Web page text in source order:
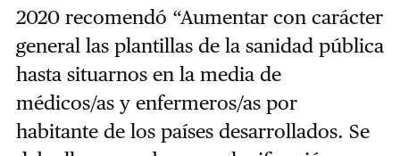
2020 recomendó “Aumentar con carácter
general las plantillas de la sanidad pública
hasta situarnos en la media de
médicos/as y enfermeros/as por
habitante de los países desarrollados. Se